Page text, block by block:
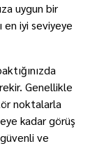
uygun bir
en iyi seviyeye
Genellikle
noktalarla
kadar görüş
güvenli ve